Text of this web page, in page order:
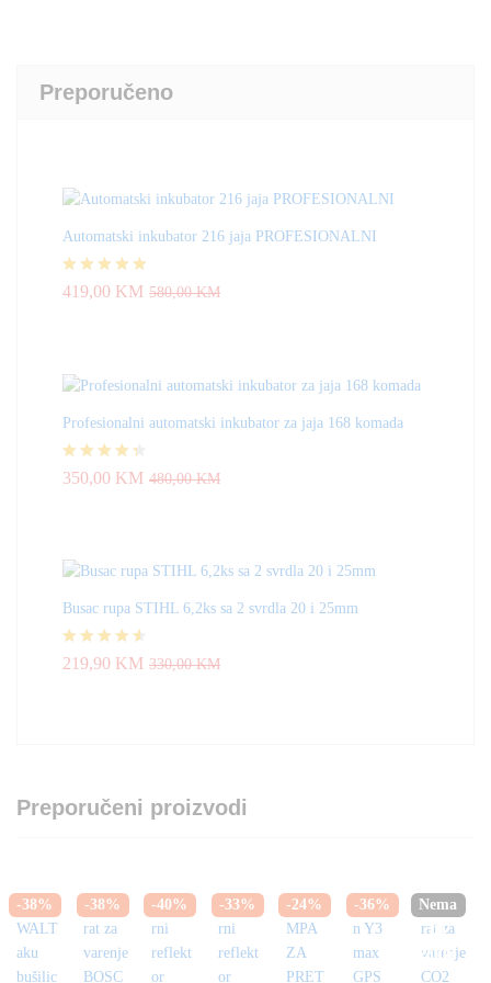
Preporučeno
Automatski inkubator 216 jaja PROFESIONALNI
Ocjenjeno
419,00 KM 580,00KM
Profesionalni automatski inkubator za jaja 168 komada
Ocjenjeno
350,00 KM 480,00KM
Busac rupa STIHL 6,2ks sa 2 svrdla 20 i 25mm
Ocjenjeno
219,90 KM 330,00KM
Preporučeni proizvodi
-38% -38% -40% -33% -24% -36%
Nema
na
zalihi